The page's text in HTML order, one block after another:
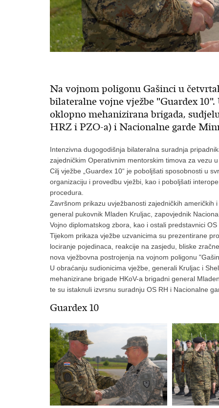
Na vojnom poligonu Gašinci u
bilateralne vojne vježbe "Guardex
oklopno mehanizirana brigada,
HRZ i PZO-a) i Nacionalne garde
Intenzivna dugogodišnja bilateralna suradnja
zajedničkim Operativnim mentorskim timova za vezu
Cilj vježbe „Guardex 10“ je poboljšati sposobnosti u
organizaciju i provedbu vježbi, kao i poboljšati
procedura.
Završnom prikazu uvježbanosti zajedničkih američkih
general pukovnik Mladen Kruljac, zapovjednik
Vojno diplomatskog zbora, kao i ostali predstavnici OS
Tijekom prikaza vježbe uzvanicima su prezentirane
lociranje pojedinaca, reakcije na zasjedu, bliske
nova vježbovna postrojenja na vojnom poligonu
U obraćanju sudionicima vježbe, generali Kruljac i
mehanizirane brigade HKoV-a brigadni general
te su istaknuli izvrsnu suradnju OS RH i Nacionalne
Guardex 10